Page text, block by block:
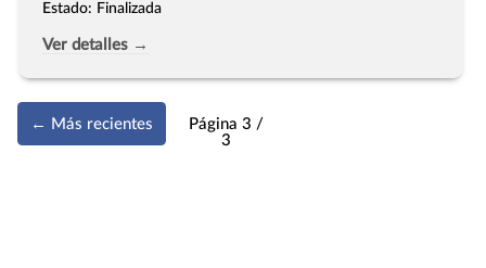
Estado: Finalizada
Ver detalles →
Más recientes
Página 3 /
3